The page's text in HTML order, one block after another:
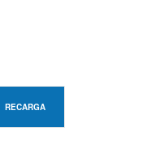
RECARGA